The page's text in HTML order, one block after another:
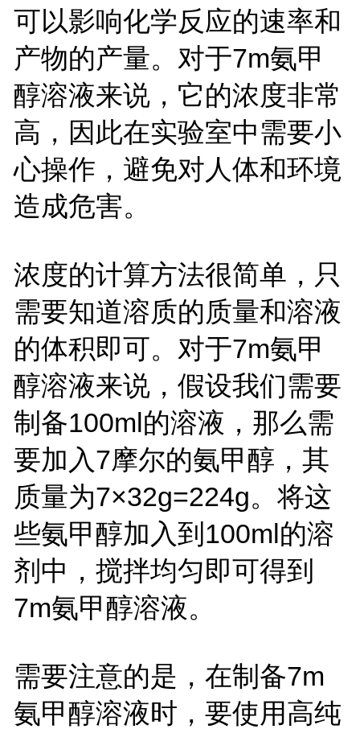
可以影响化学反应的速率和
产物的产量。对于7m氨甲
醇溶液来说，它的浓度非常
高，因此在实验室中需要小
心操作，避免对人体和环境
造成危害。
浓度的计算方法很简单，只
需要知道溶质的质量和溶液
的体积即可。对于7m氨甲
醇溶液来说，假设我们需要
制备100ml的溶液，那么需
要加入7摩尔的氨甲醇，其
质量为7×32g=224g。将这
些氨甲醇加入到100ml的溶
剂中，搅拌均匀即可得到
7m氨甲醇溶液。
需要注意的是，在制备7m
氨甲醇溶液时，要使用高纯